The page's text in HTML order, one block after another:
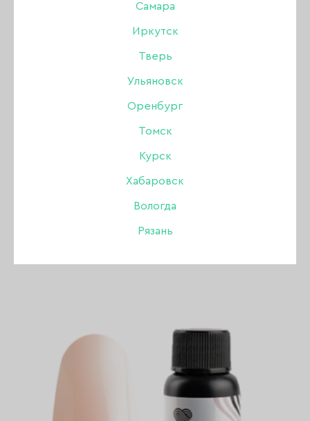
Самара
Иркутск
Тверь
Ульяновск
Оренбург
Томск
Курск
Хабаровск
Вологда
Рязань
База камуфлирующая Lovely оттенок Кремовый,